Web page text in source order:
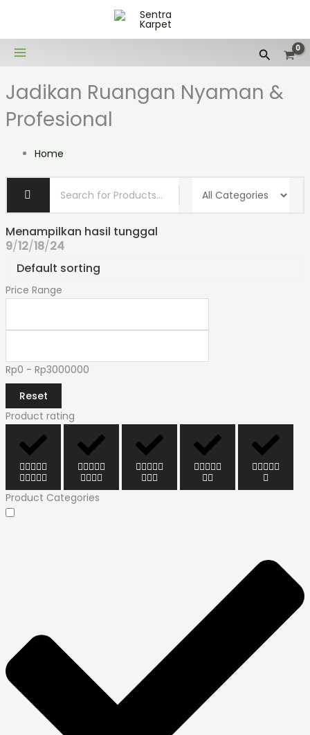
konten
Cari
Jadikan Ruangan Nyaman &
Profesional
Home
Menampilkan hasil tunggal
9 12 18 24
Price Range
Rp0 - Rp3000000
Reset
Product rating
Product Categories